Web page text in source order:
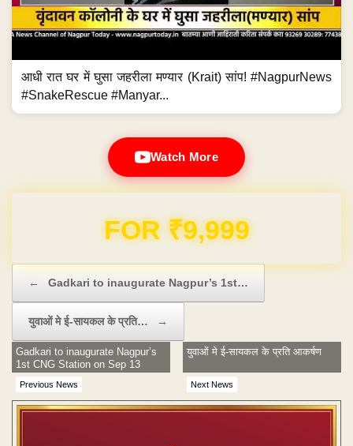
आधी रात घर में घुसा जहरीला मण्यार (Krait) सांप! #NagpurNews
#SnakeRescue #Manyar...
Watch More
Domain & Hosting FREE for 1 Year
← Gadkari to inaugurate Nagpur’s 1st…
युवाओं मे ई-सायकल के प्रति… →
Previous News
Gadkari to inaugurate Nagpur’s
1st CNG Station on Sep 13
Next News
युवाओं मे ई-सायकल के प्रति आकर्षण